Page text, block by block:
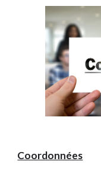
Coordonnées